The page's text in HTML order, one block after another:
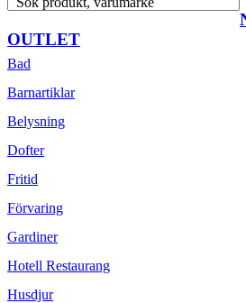
OUTLET
Bad
Barnartiklar
Belysning
Dofter
Fritid
Förvaring
Gardiner
Hotell Restaurang
Husdjur